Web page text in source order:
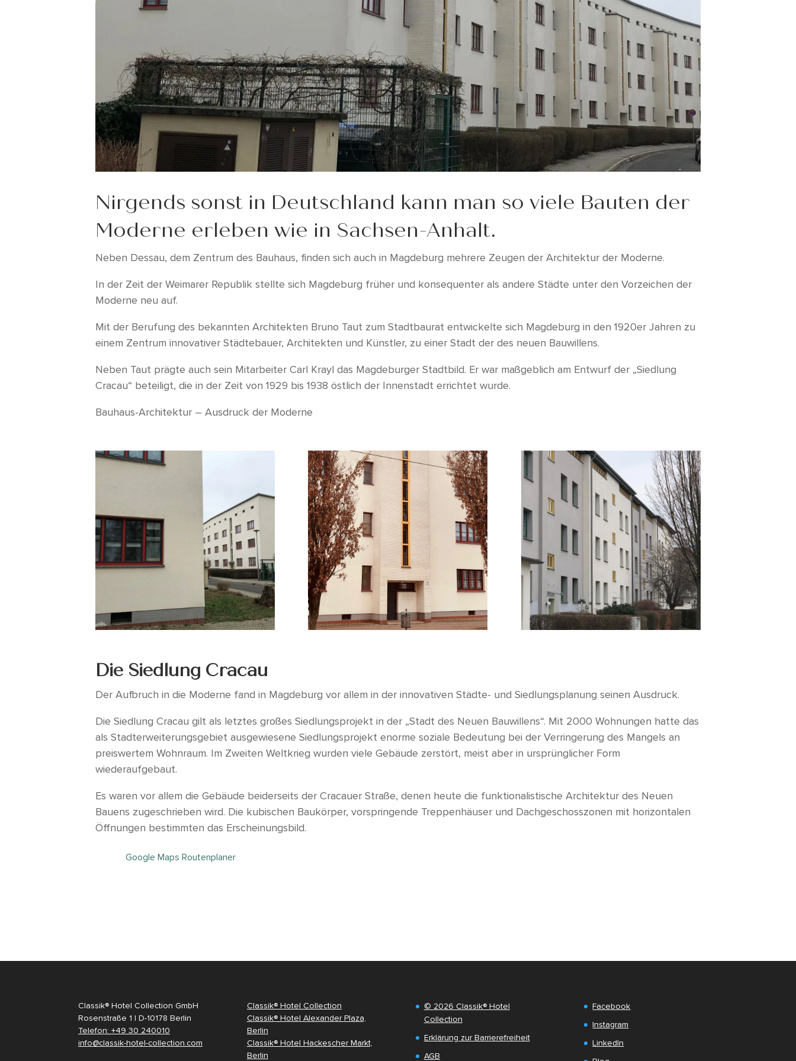
Nirgends sonst in Deutschland kann man so viele Bauten der
Moderne erleben wie in Sachsen-Anhalt.
Neben Dessau, dem Zentrum des Bauhaus, finden sich auch in Magdeburg mehrere Zeugen der Architektur der Moderne.
In der Zeit der Weimarer Republik stellte sich Magdeburg früher und konsequenter als andere Städte unter den Vorzeichen der
Moderne neu auf.
Mit der Berufung des bekannten Architekten Bruno Taut zum Stadtbaurat entwickelte sich Magdeburg in den 1920er Jahren zu
einem Zentrum innovativer Städtebauer, Architekten und Künstler, zu einer Stadt der des neuen Bauwillens.
Neben Taut prägte auch sein Mitarbeiter Carl Krayl das Magdeburger Stadtbild. Er war maßgeblich am Entwurf der „Siedlung
Cracau“ beteiligt, die in der Zeit von 1929 bis 1938 östlich der Innenstadt errichtet wurde.
Bauhaus-Architektur – Ausdruck der Moderne
Die Siedlung Cracau
Der Aufbruch in die Moderne fand in Magdeburg vor allem in der innovativen Städte- und Siedlungsplanung seinen Ausdruck.
Die Siedlung Cracau gilt als letztes großes Siedlungsprojekt in der „Stadt des Neuen Bauwillens“. Mit 2000 Wohnungen hatte das
als Stadterweiterungsgebiet ausgewiesene Siedlungsprojekt enorme soziale Bedeutung bei der Verringerung des Mangels an
preiswertem Wohnraum. Im Zweiten Weltkrieg wurden viele Gebäude zerstört, meist aber in ursprünglicher Form
wiederaufgebaut.
Es waren vor allem die Gebäude beiderseits der Cracauer Straße, denen heute die funktionalistische Architektur des Neuen
Bauens zugeschrieben wird. Die kubischen Baukörper, vorspringende Treppenhäuser und Dachgeschosszonen mit horizontalen
Öffnungen bestimmten das Erscheinungsbild.
Google Maps Routenplaner
Classik® Hotel Collection GmbH
Rosenstraße 1 | D-10178 Berlin
Telefon: +49 30 240010
info@classik-hotel-collection.com
Classik® Hotel Collection
Classik® Hotel Alexander Plaza,
Berlin
Classik® Hotel Hackescher Markt,
Berlin
© 2026 Classik® Hotel
Collection
Erklärung zur Barrierefreiheit
AGB
Facebook
Instagram
LinkedIn